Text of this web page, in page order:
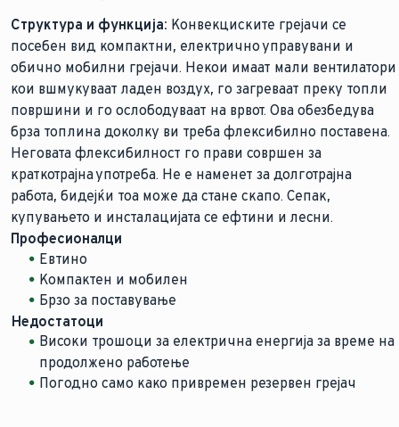
Структура и функција: Конвекциските грејачи се
посебен вид компактни, електрично управувани и
обично мобилни грејачи. Некои имаат мали вентилатори
кои вшмукуваат ладен воздух, го загреваат преку топли
површини и го ослободуваат на врвот. Ова обезбедува
брза топлина доколку ви треба флексибилно поставена.
Неговата флексибилност го прави совршен за
краткотрајна употреба. Не е наменет за долготрајна
работа, бидејќи тоа може да стане скапо. Сепак,
купувањето и инсталацијата се ефтини и лесни.
Професионалци
Евтино
Компактен и мобилен
Брзо за поставување
Недостатоци
Високи трошоци за електрична енергија за време на
продолжено работење
Погодно само како привремен резервен грејач